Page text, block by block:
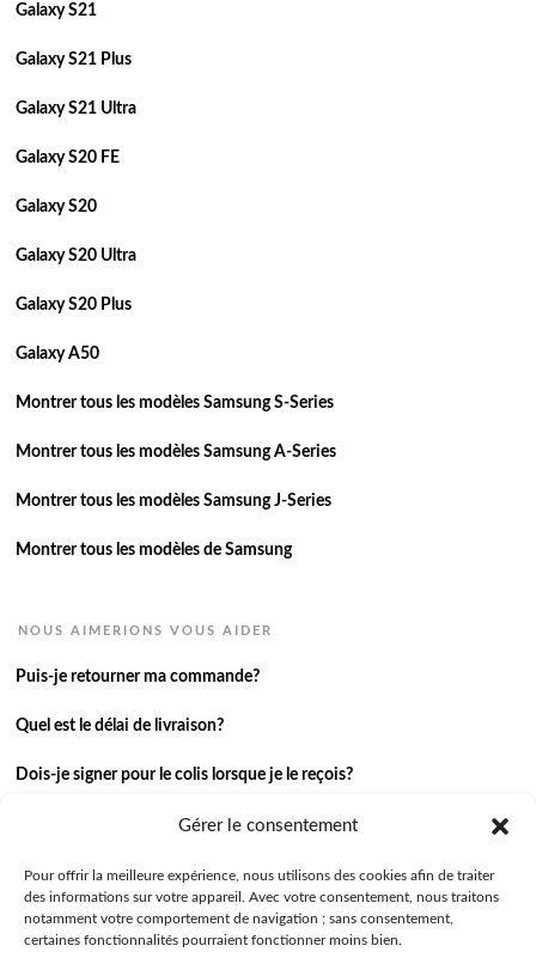
Gérer le consentement
Pour offrir la meilleure expérience, nous utilisons des cookies afin de traiter
des informations sur votre appareil. Avec votre consentement, nous traitons
notamment votre comportement de navigation ; sans consentement,
certaines fonctionnalités pourraient fonctionner moins bien.
Galaxy S21
Galaxy S21 Plus
Galaxy S21 Ultra
Galaxy S20 FE
Galaxy S20
Galaxy S20 Ultra
Galaxy S20 Plus
Galaxy A50
Montrer tous les modèles Samsung S-Series
Montrer tous les modèles Samsung A-Series
Montrer tous les modèles Samsung J-Series
Montrer tous les modèles de Samsung
NOUS AIMERIONS VOUS AIDER
Puis-je retourner ma commande?
Quel est le délai de livraison?
Dois-je signer pour le colis lorsque je le reçois?
Je n’ai pas reçu ma commande.
J’ai une autre question.
Contactez-nous